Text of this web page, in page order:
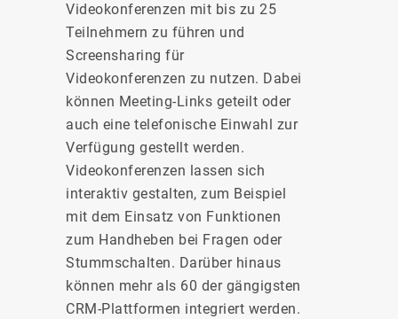
Videokonferenzen mit bis zu 25
Teilnehmern zu führen und
Screensharing für
Videokonferenzen zu nutzen. Dabei
können Meeting-Links geteilt oder
auch eine telefonische Einwahl zur
Verfügung gestellt werden.
Videokonferenzen lassen sich
interaktiv gestalten, zum Beispiel
mit dem Einsatz von Funktionen
zum Handheben bei Fragen oder
Stummschalten. Darüber hinaus
können mehr als 60 der gängigsten
CRM-Plattformen integriert werden.